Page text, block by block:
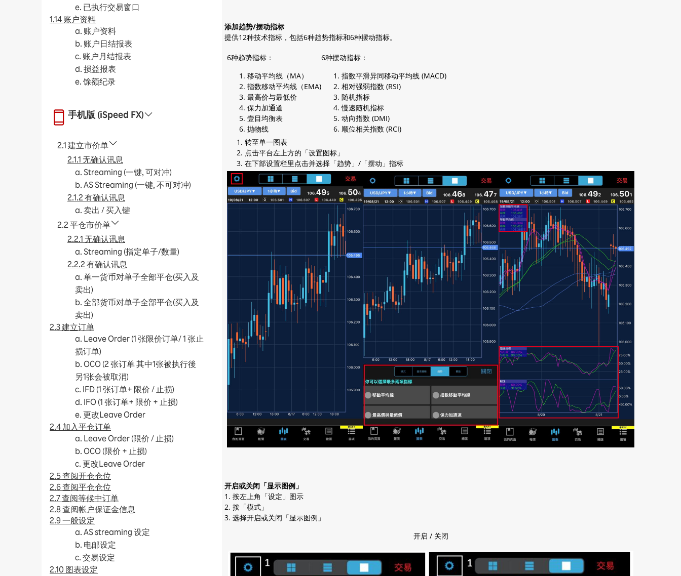
e. 已执行交易窗口
1.14 账户资料
a. 账户资料
b. 账户日结报表
c. 账户月结报表
d. 损益报表
e. 馀额纪录
手机版 (iSpeed FX)
2.1 建立市价单
2.1.1 无确认讯息
a. Streaming (一键, 可对冲)
b. AS Streaming (一键, 不可对冲)
2.1.2 有确认讯息
a. 卖出 / 买入键
2.2 平仓市价单
2.2.1 无确认讯息
a. Streaming (指定单子/数量)
2.2.2 有确认讯息
a. 单一货币对单子全部平仓(买入及
卖出)
b. 全部货币对单子全部平仓(买入及
卖出)
2.3 建立订单
a. Leave Order (1 张限价订单/ 1 张止
损订单)
b. OCO (2 张订单 其中1张被执行後
另1张会被取消)
c. IFD (1 张订单+ 限价 / 止损)
d. IFO (1 张订单+ 限价 + 止损)
e. 更改Leave Order
2.4 加入平仓订单
a. Leave Order (限价 / 止损)
b. OCO (限价 + 止损)
c. 更改Leave Order
2.5 查阅开仓仓位
2.6 查阅平仓仓位
2.7 查阅等候中订单
2.8 查阅帐户保证金信息
2.9 一般设定
a. AS streaming 设定
b. 电邮设定
c. 交易设定
2.10 图表设定
添加趋势/摆动指标
提供12种技术指标，包括6种趋势指标和6种摆动指标。
6种趋势指标：
移动平均线（MA）
指数移动平均线（EMA)
最高价与最低价
保力加通道
壹目均衡表
抛物线
6种摆动指标：
指数平滑异同移动平均线 (MACD)
相对强弱指数 (RSI)
随机指标
慢速随机指标
动向指数 (DMI)
顺位相关指数 (RCI)
转至单一图表
点击平台左上方的「设置图标」
在下部设置栏里点击并选择「趋势」/「摆动」指标
开启或关闭「显示图例」
1. 按左上角「设定」图示
2. 按「模式」
3. 选择开启或关闭「显示图例」
开启 / 关闭